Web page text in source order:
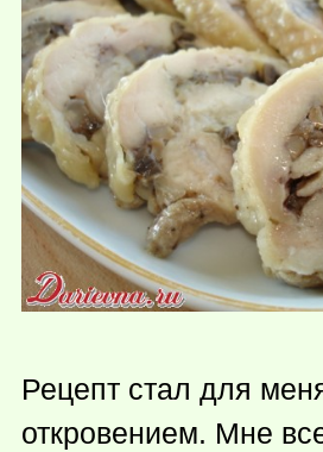
Рецепт стал для
откровением. Мне